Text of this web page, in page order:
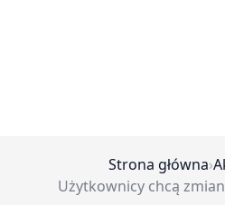
Strona główna›
Użytkownicy chcą